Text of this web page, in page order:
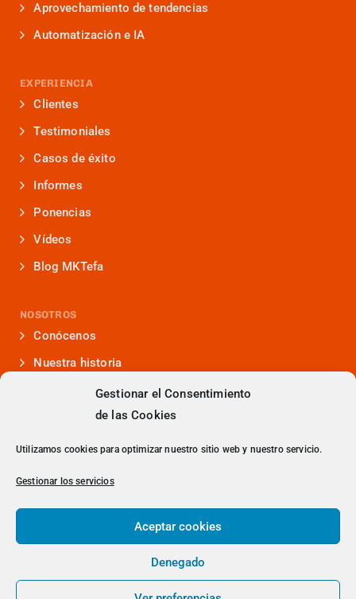
Gestionar el Consentimiento
de las Cookies
Utilizamos cookies para optimizar nuestro sitio web y nuestro servicio.
Gestionar los servicios
Aceptar cookies
Denegado
Aprovechamiento de tendencias
Automatización e IA
EXPERIENCIA
Clientes
Testimoniales
Casos de éxito
Informes
Ponencias
Vídeos
Blog MKTefa
NOSOTROS
Conócenos
Nuestra historia
Iniciativas que lideramos
Noticias y eventos
Presencia en medios
> Política de Privacidad